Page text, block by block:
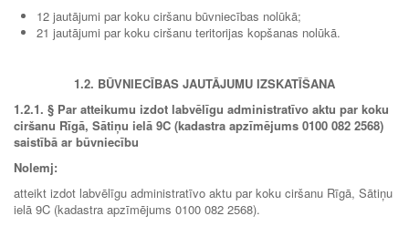
12 jautājumi par koku ciršanu būvniecības nolūkā;
21 jautājumi par koku ciršanu teritorijas kopšanas nolūkā.
1.2. BŪVNIECĪBAS JAUTĀJUMU IZSKATĪŠANA
1.2.1. § Par atteikumu izdot labvēlīgu administratīvo aktu par koku
ciršanu Rīgā, Sātiņu ielā 9C (kadastra apzīmējums 0100 082 2568)
saistībā ar būvniecību
Nolemj:
atteikt izdot labvēlīgu administratīvo aktu par koku ciršanu Rīgā, Sātiņu
ielā 9C (kadastra apzīmējums 0100 082 2568).